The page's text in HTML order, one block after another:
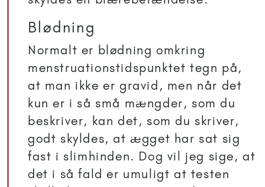
Blødning
Normalt er blødning omkring
menstruationstidspunktet tegn på,
at man ikke er gravid, men når det
kun er i så små mængder, som du
beskriver, kan det, som du skriver,
godt skyldes, at ægget har sat sig
fast i slimhinden. Dog vil jeg sige, at
det i så fald er umuligt at testen